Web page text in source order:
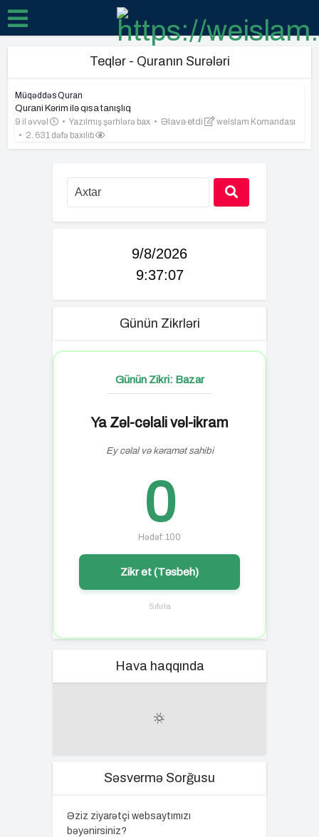
Teqlər - Quranın Surələri
Müqəddəs Quran
Qurani Kərim ilə qısa tanışlıq
9 il əvvəl
Yazılmış şərhlərə bax Əlavə etdi
weIslam Komandası
2. 631 dəfə baxılıb
9/8/2026
9:37:08
Günün Zikrləri
Günün Zikri: Bazar
Ya Zəl-cəlali vəl-ikram
Ey cəlal və kəramət sahibi
0
Hədəf: 100
Zikr et (Təsbeh)
Sıfırla
Hava haqqında
Səsvermə Sorğusu
Əziz ziyarətçi websaytımızı
bəyənirsiniz?